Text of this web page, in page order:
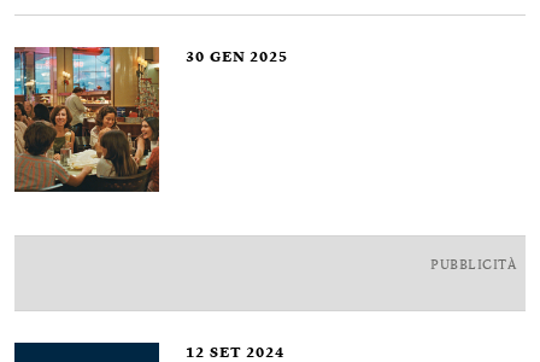
30 GEN 2025
PUBBLICITÀ
12 SET 2024